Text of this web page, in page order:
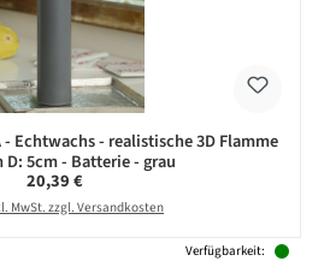
- Echtwachs - realistische 3D Flamme
D: 5cm - Batterie - grau
Regulärer Preis:
20,39 €
MwSt. zzgl. Versandkosten
Verfügbarkeit: